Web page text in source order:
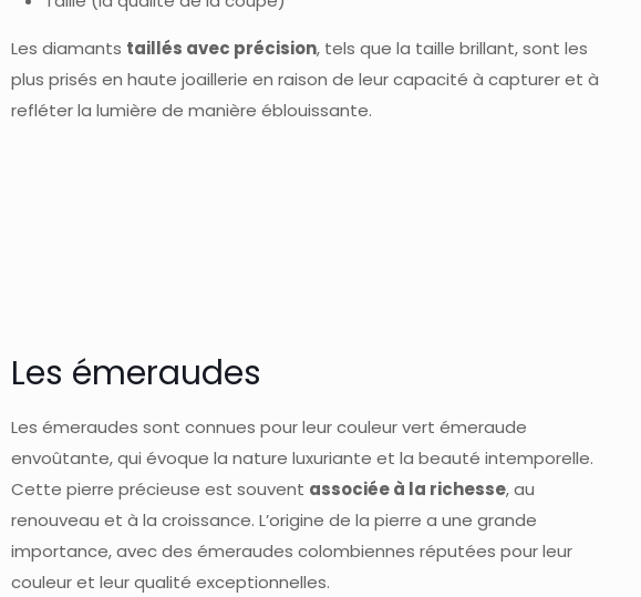
Les diamants taillés avec précision, tels que la taille brillant, sont les
plus prisés en haute joaillerie en raison de leur capacité à capturer et à
refléter la lumière de manière éblouissante.
Les émeraudes
Les émeraudes sont connues pour leur couleur vert émeraude
envoûtante, qui évoque la nature luxuriante et la beauté intemporelle.
Cette pierre précieuse est souvent associée à la richesse, au
renouveau et à la croissance. L’origine de la pierre a une grande
importance, avec des émeraudes colombiennes réputées pour leur
couleur et leur qualité exceptionnelles.